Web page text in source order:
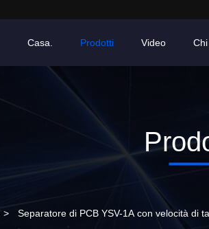
Casa. Prodotti Video
> Separatore di PCB YSV-1A con velocità di